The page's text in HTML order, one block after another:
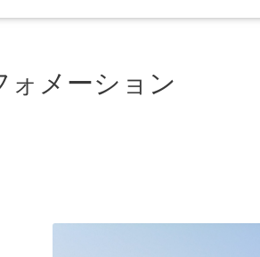
ォメーション